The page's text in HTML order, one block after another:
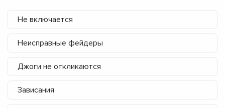
Не включается
Неисправные фейдеры
Джоги не откликаются
Зависания